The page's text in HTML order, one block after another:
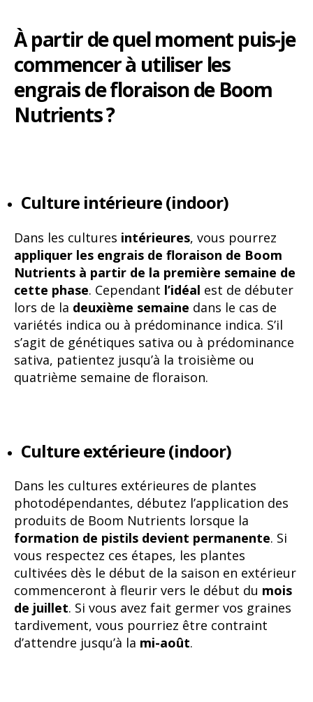
À partir de quel moment puis-je
commencer à utiliser les
engrais de floraison de Boom
Nutrients ?
Culture intérieure (indoor)
Dans les cultures intérieures, vous pourrez
appliquer les engrais de floraison de Boom
Nutrients à partir de la première semaine de
cette phase. Cependant l’idéal est de débuter
lors de la deuxième semaine dans le cas de
variétés indica ou à prédominance indica. S’il
s’agit de génétiques sativa ou à prédominance
sativa, patientez jusqu’à la troisième ou
quatrième semaine de floraison.
Culture extérieure (indoor)
Dans les cultures extérieures de plantes
photodépendantes, débutez l’application des
produits de Boom Nutrients lorsque la
formation de pistils devient permanente. Si
vous respectez ces étapes, les plantes
cultivées dès le début de la saison en extérieur
commenceront à fleurir vers le début du mois
de juillet. Si vous avez fait germer vos graines
tardivement, vous pourriez être contraint
d’attendre jusqu’à la mi-août.